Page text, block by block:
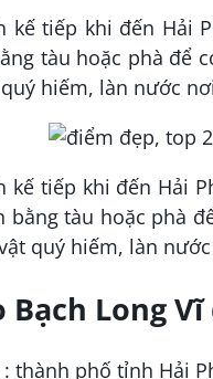
kế tiếp khi đến Hải
tàu hoặc phà để
hiếm, làn nước
kế tiếp khi đến Hải
bằng tàu hoặc phà
quý hiếm, làn
Bạch Long
thành phố tỉnh Hải